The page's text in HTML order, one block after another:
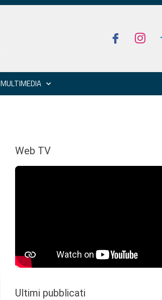
MULTIMEDIA
Web TV
Ultimi pubblicati